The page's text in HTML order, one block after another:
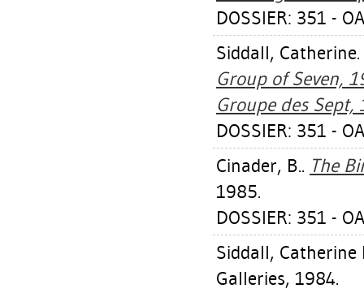
DOSSIER: 351 -
Siddall, Catherine.
Group of Seven,
Groupe des Sept,
DOSSIER: 351 -
Cinader, B.. The
1985.
DOSSIER: 351 -
Siddall, Catherine
Galleries, 1984.